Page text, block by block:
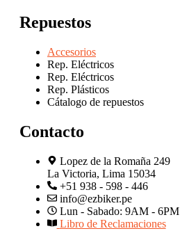
Repuestos
Accesorios
Rep. Eléctricos
Rep. Eléctricos
Rep. Plásticos
Cátalogo de repuestos
Contacto
Lopez de la Romaña 249
La Victoria, Lima 15034
+51 938 - 598 - 446
info@ezbiker.pe
Lun - Sabado: 9AM - 6PM
Libro de Reclamaciones